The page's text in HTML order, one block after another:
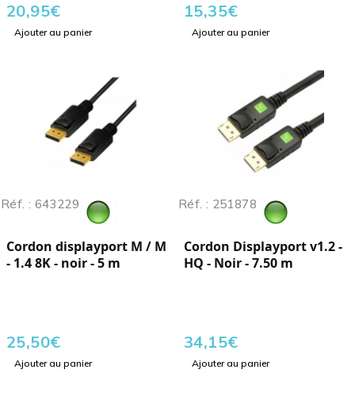
20,95€
Ajouter au panier
15,35€
Ajouter au panier
Réf. : 643229
Cordon displayport M / M
- 1.4 8K - noir - 5 m
25,50€
Ajouter au panier
Réf. : 251878
Cordon Displayport v1.2 -
HQ - Noir - 7.50 m
34,15€
Ajouter au panier